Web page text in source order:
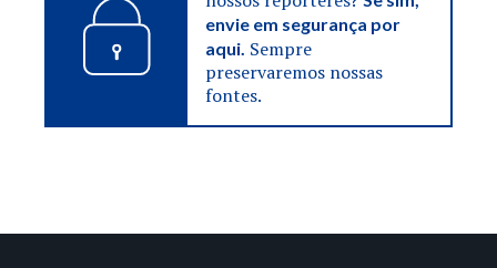
envie em segurança por
aqui. Sempre
preservaremos nossas
fontes.